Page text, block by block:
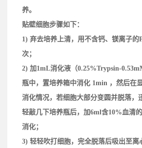
养。
贴壁细胞步骤如下：
1) 弃去培养上清，用不含钙、镁离子的
次；
2) 加1mL消化液（0.25%Trypsin-
瓶中，置培养箱中消化 1min ，然后在
消化情况，若细胞大部分变圆并脱落，
轻敲几下培养瓶后，加6ml含10%血清的
消化；
3) 轻轻吹打细胞，完全脱落后吸出至离